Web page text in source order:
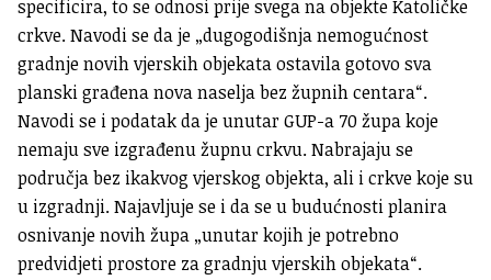
specificira, to se odnosi prije svega na objekte Katoličke
crkve. Navodi se da je „dugogodišnja nemogućnost
gradnje novih vjerskih objekata ostavila gotovo sva
planski građena nova naselja bez župnih centara“.
Navodi se i podatak da je unutar GUP-a 70 župa koje
nemaju sve izgrađenu župnu crkvu. Nabrajaju se
područja bez ikakvog vjerskog objekta, ali i crkve koje su
u izgradnji. Najavljuje se i da se u budućnosti planira
osnivanje novih župa „unutar kojih je potrebno
predvidjeti prostore za gradnju vjerskih objekata“.